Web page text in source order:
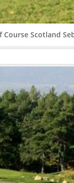
Course Scotland